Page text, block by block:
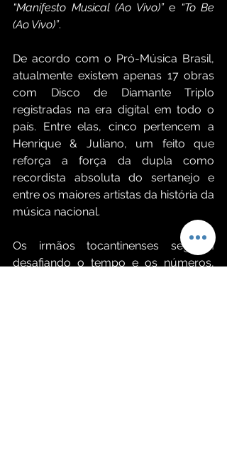
“Manifesto Musical (Ao Vivo)” e “To Be
(Ao Vivo)”.
De acordo com o Pró-Música Brasil,
atualmente existem apenas 17 obras
com Disco de Diamante Triplo
registradas na era digital em todo o
país. Entre elas, cinco pertencem a
Henrique & Juliano, um feito que
reforça a força da dupla como
recordista absoluta do sertanejo e
entre os maiores artistas da história da
música nacional.
Os irmãos tocantinenses seguem
desafiando o tempo e os números,